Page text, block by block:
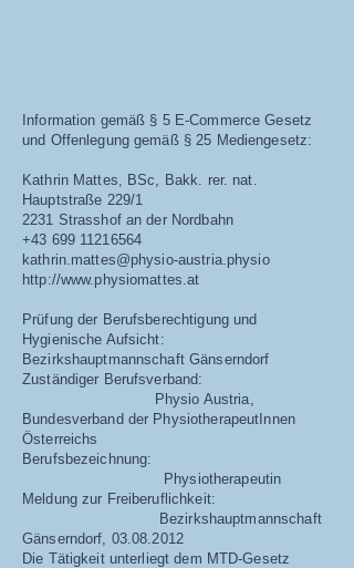
Information gemäß § 5 E-Commerce Gesetz
und Offenlegung gemäß § 25 Mediengesetz:
Kathrin Mattes, BSc, Bakk. rer. nat.
Hauptstraße 229/1
2231 Strasshof an der Nordbahn
+43 699 11216564
kathrin.mattes@physio-austria.physio
http://www.physiomattes.at
Prüfung der Berufsberechtigung und
Hygienische Aufsicht:
Bezirkshauptmannschaft Gänserndorf
Zuständiger Berufsverband:
Physio Austria,
Bundesverband der PhysiotherapeutInnen
Österreichs
Berufsbezeichnung:
Physiotherapeutin
Meldung zur Freiberuflichkeit:
Bezirkshauptmannschaft
Gänserndorf, 03.08.2012
Die Tätigkeit unterliegt dem MTD-Gesetz